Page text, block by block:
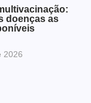
doenças as
2026